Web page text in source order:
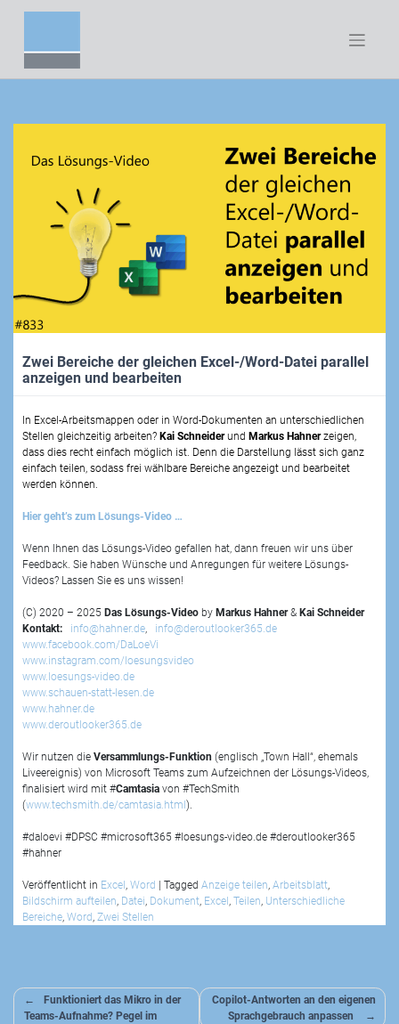
Zwei Bereiche der gleichen Excel-/Word-Datei parallel
anzeigen und bearbeiten
In Excel-Arbeitsmappen oder in Word-Dokumenten an unterschiedlichen
Stellen gleichzeitig arbeiten? Kai Schneiderund Markus Hahnerzeigen,
dass dies recht einfach möglich ist. Denn die Darstellung lässt sich ganz
einfach teilen, sodass frei wählbare Bereiche angezeigt und bearbeitet
werden können.
Hier geht’s zum Lösungs-Video …
Wenn Ihnen das Lösungs-Video gefallen hat, dann freuen wir uns über
Feedback. Sie haben Wünsche und Anregungen für weitere Lösungs-
Videos? Lassen Sie es uns wissen!
(C) 2020 – 2025 Das Lösungs-Video by Markus Hahner& Kai Schneider
Kontakt:
info@hahner.de, info@deroutlooker365.de
www.facebook.com/DaLoeVi
www.instagram.com/loesungsvideo
www.loesungs-video.de
www.schauen-statt-lesen.de
www.hahner.de
www.deroutlooker365.de
Wir nutzen die Versammlungs-Funktion (englisch „Town Hall“, ehemals
Liveereignis) von Microsoft Teams zum Aufzeichnen der Lösungs-Videos,
finalisiert wird mit #Camtasia von #TechSmith
(www.techsmith.de/camtasia.html).
#daloevi #DPSC #microsoft365 #loesungs-video.de #deroutlooker365
#hahner
Veröffentlicht in Excel, Word | Tagged Anzeige teilen, Arbeitsblatt,
Bildschirm aufteilen, Datei, Dokument, Excel, Teilen, Unterschiedliche
Bereiche, Word, Zwei Stellen
Beitragsnavigation
Funktioniert das Mikro in der
Teams-Aufnahme? Pegel im
Copilot-Antworten an den eigenen
Sprachgebrauch anpassen